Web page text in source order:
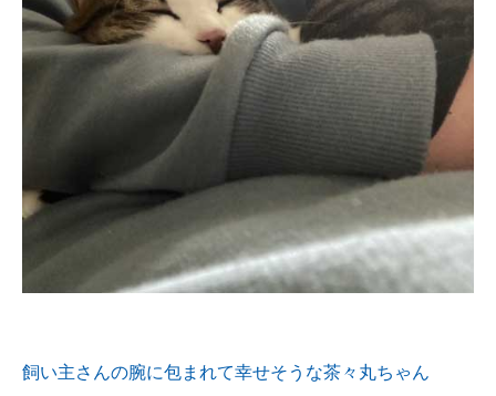
飼い主さんの腕に包まれて幸せそうな茶々丸ちゃん